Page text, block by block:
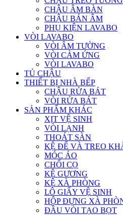
CHẬU ÂM BÀN
CHẬU BÁN ÂM
PHỤ KIỆN LAVABO
VÒI LAVABO
VÒI ÂM TƯỜNG
VÒI CẢM ỨNG
VÒI LAVABO
TỦ CHẬU
THIẾT BỊ NHÀ BẾP
CHẬU RỬA BÁT
VÒI RỬA BÁT
SẢN PHẨM KHÁC
XỊT VỆ SINH
VÒI LẠNH
THOÁT SÀN
KỆ ĐỂ VÀ TREO
MÓC ÁO
CHỔI CỌ
KỆ GƯƠNG
KỆ XÀ PHÒNG
LÔ GIẤY VỆ SINH
HỘP ĐỰNG XÀ
ĐẦU VÒI TẠO BỌT